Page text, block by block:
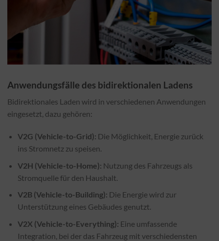
Anwendungsfälle des bidirektionalen Ladens
Bidirektionales Laden wird in verschiedenen Anwendungen
eingesetzt, dazu gehören:
V2G (Vehicle-to-Grid): Die Möglichkeit, Energie zurück
ins Stromnetz zu speisen.
V2H (Vehicle-to-Home): Nutzung des Fahrzeugs als
Stromquelle für den Haushalt.
V2B (Vehicle-to-Building): Die Energie wird zur
Unterstützung eines Gebäudes genutzt.
V2X (Vehicle-to-Everything): Eine umfassende
Integration, bei der das Fahrzeug mit verschiedensten